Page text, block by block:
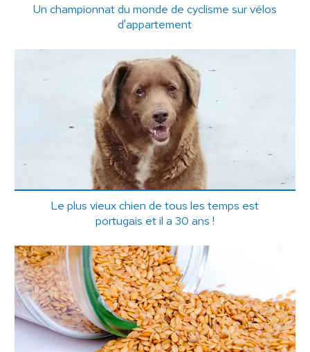
Un championnat du monde de cyclisme sur vélos
d'appartement
Le plus vieux chien de tous les temps est
portugais et il a 30 ans !